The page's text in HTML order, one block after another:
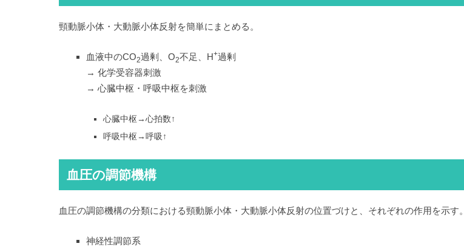
頸動脈小体・大動脈小体反射を簡単にまとめる。
血液中のCO2過剰、O2不足、H+過剰
→ 化学受容器刺激
→ 心臓中枢・呼吸中枢を刺激
心臓中枢→心拍数↑
呼吸中枢→呼吸↑
血圧の調節機構
血圧の調節機構の分類における頸動脈小体・大動脈小体反射の位置づけと、それぞれの作用を示す。
神経性調節系